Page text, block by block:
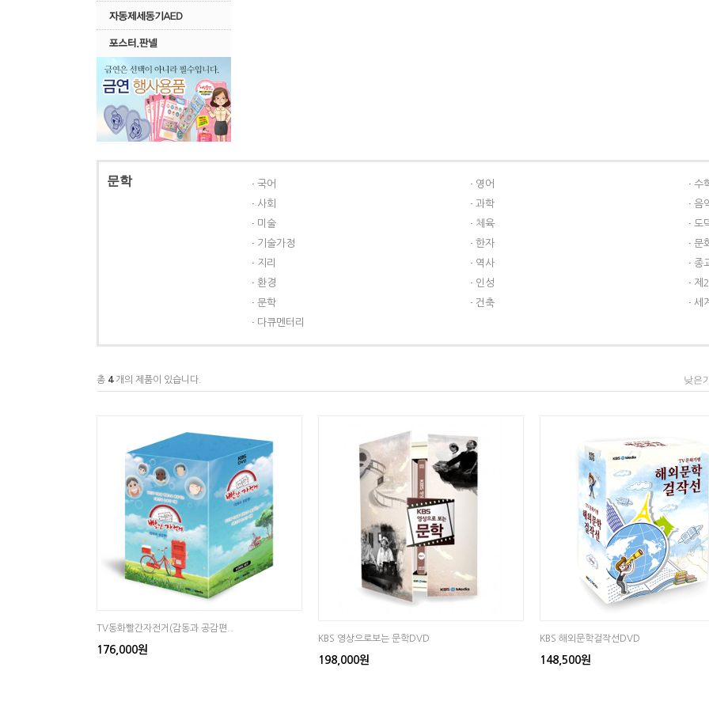
문학 국어 영어
수
사회
과학
음
미술
체육
도
기술가정
한자
문
지리
역사
종
환경
인성
제
문학
건축
세계
다큐멘터리
낮은
총 4개의 제품이 있습니다.
TV동화빨간자전거(감동과 공감편..
176,000원
KBS 영상으로보는 문학DVD
198,000원
KBS 해외문학걸작선DVD
148,500원